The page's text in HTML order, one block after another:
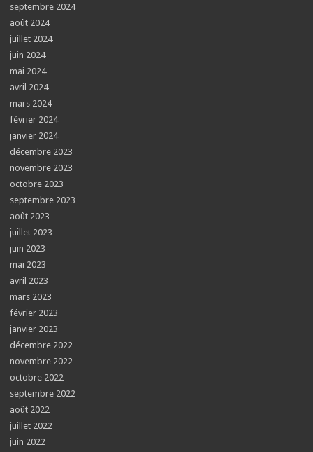
septembre 2024
août 2024
juillet 2024
juin 2024
mai 2024
avril 2024
mars 2024
février 2024
janvier 2024
décembre 2023
novembre 2023
octobre 2023
septembre 2023
août 2023
juillet 2023
juin 2023
mai 2023
avril 2023
mars 2023
février 2023
janvier 2023
décembre 2022
novembre 2022
octobre 2022
septembre 2022
août 2022
juillet 2022
juin 2022